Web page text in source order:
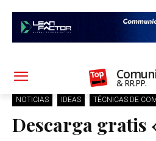
& RR.PP.
NOTICIAS IDEAS TÉCNICAS DE
Descarga gratis